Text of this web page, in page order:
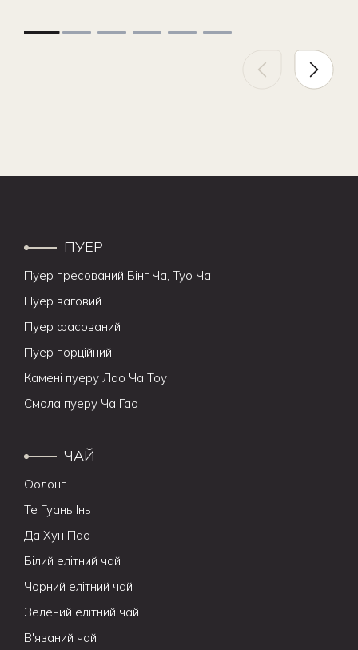
ПУЕР
Пуер пресований Бінг Ча, Туо Ча
Пуер ваговий
Пуер фасований
Пуер порційний
Камені пуеру Лао Ча Тоу
Смола пуеру Ча Гао
ЧАЙ
Оолонг
Те Гуань Інь
Да Хун Пао
Білий елітний чай
Чорний елітний чай
Зелений елітний чай
В'язаний чай